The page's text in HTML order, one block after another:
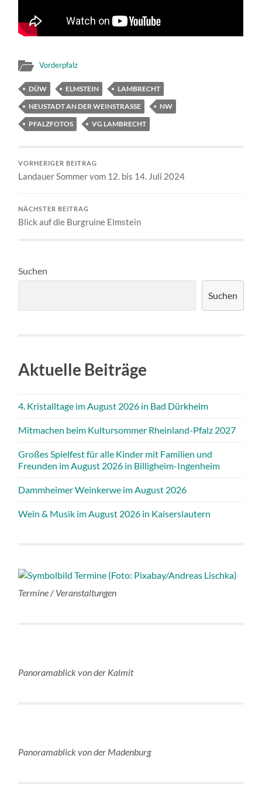
Vorderpfalz
DÜW ELMSTEIN
LAMBRECHT
NEUSTADT AN DER WEINSTRASSE
NW
PFALZFOTOS
VG LAMBRECHT
VORHERIGER BEITRAG
Landauer Sommer vom 12. bis 14. Juli 2024
NÄCHSTER BEITRAG
Blick auf die Burgruine Elmstein
Suchen
Suchen
Aktuelle Beiträge
4. Kristalltage im August 2026 in Bad Dürkheim
Mitmachen beim Kultursommer Rheinland-Pfalz 2027
Großes Spielfest für alle Kinder mit Familien und
Freunden im August 2026 in Billigheim-Ingenheim
Dammheimer Weinkerwe im August 2026
Wein & Musik im August 2026 in Kaiserslautern
Termine / Veranstaltungen
Panoramablick von der Kalmit
Panoramablick von der Madenburg